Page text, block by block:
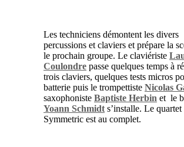
Les techniciens démontent les divers
percussions et claviers et prépare la
le prochain groupe. Le claviériste
Coulondre passe quelques temps à
trois claviers, quelques tests micros
batterie puis le trompettiste Nicolas
saxophoniste Baptiste Herbin et le
Yoann Schmidt s’installe. Le quartet
Symmetric est au complet.